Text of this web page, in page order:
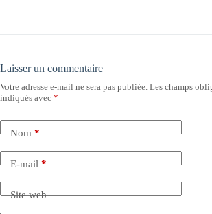
Laisser un commentaire
Votre adresse e-mail ne sera pas publiée. Les champs
indiqués avec *
Nom*
E-mail*
Site web